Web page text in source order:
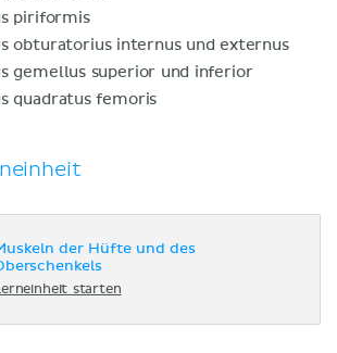
piriformis
obturatorius internus und externus
gemellus superior und inferior
quadratus femoris
der Hüfte und des
starten